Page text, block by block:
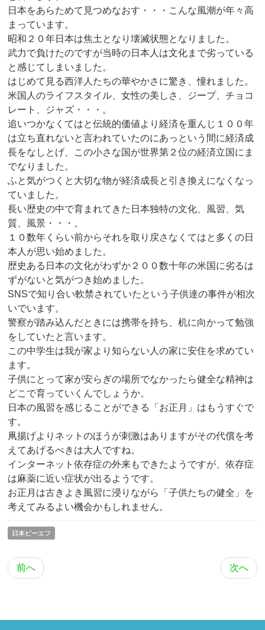
日本をあらためて見つめなおす・・・こんな風潮が年々高
まっています。
昭和２０年日本は焦土となり壊滅状態となりました。
武力で負けたのですが当時の日本人は文化まで劣っている
と感じてしまいました。
はじめて見る西洋人たちの華やかさに驚き、憧れました。
米国人のライフスタイル、女性の美しさ、ジープ、チョコ
レート、ジャズ・・・。
追いつかなくてはと伝統的価値より経済を重んじ１００年
は立ち直れないと言われていたのにあっという間に経済成
長をなしとげ、この小さな国が世界第２位の経済立国にま
でなりました。
ふと気がつくと大切な物が経済成長と引き換えになくなっ
ていました。
長い歴史の中で育まれてきた日本独特の文化、風習、気
質、風景・・・。
１０数年くらい前からそれを取り戻さなくてはと多くの日
本人が思い始めました。
歴史ある日本の文化がわずか２００数十年の米国に劣るは
ずがないと気がつき始めました。
SNSで知り合い軟禁されていたという子供達の事件が相次
いでいます。
警察が踏み込んだときには携帯を持ち、机に向かって勉強
をしていたと言います。
この中学生は我が家より知らない人の家に安住を求めてい
ます。
子供にとって家が安らぎの場所でなかったら健全な精神は
どこで育っていくんでしょうか。
日本の風習を感じることができる「お正月」はもうすぐで
す。
凧揚げよりネットのほうが刺激はありますがその代償を考
えてあげるべきは大人ですね。
インターネット依存症の外来もできたようですが、依存症
は麻薬に近い症状が出るようです。
お正月は古きよき風習に浸りながら「子供たちの健全」を
考えてみるよい機会かもしれません。
日本ビーエフ
前へ 次へ